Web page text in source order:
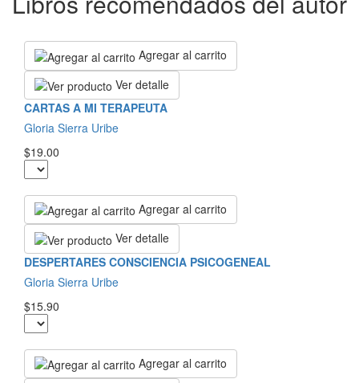
Agregar al carrito
Ver detalle
CARTAS A MI TERAPEUTA
Gloria Sierra Uribe
$19.00
Agregar al carrito
Ver detalle
DESPERTARES CONSCIENCIA PSICOGENEAL
Gloria Sierra Uribe
$15.90
Agregar al carrito